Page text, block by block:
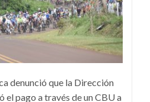
denunció que la Dirección
pago a través de un CBU a